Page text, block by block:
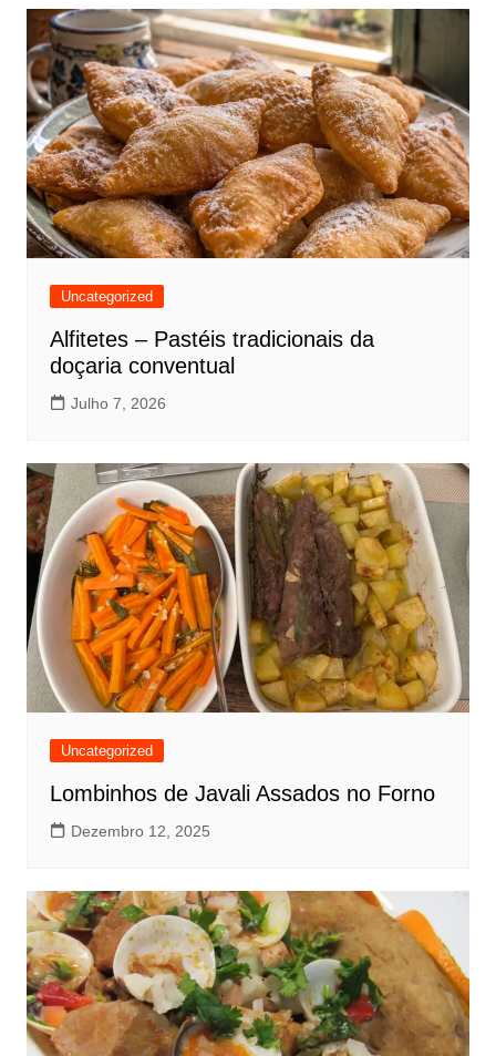
Uncategorized
Alfitetes – Pastéis tradicionais da
doçaria conventual
Julho 7, 2026
Uncategorized
Lombinhos de Javali Assados no Forno
Dezembro 12, 2025